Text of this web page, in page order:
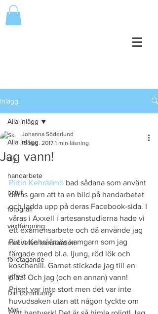
Inlägg
Alla inlägg
diy
handarbete
natur
fotografi
växtfärgning
medveten konsumtion
företagande
utflykt
Din community
Mat
Alla inlägg
Jag vann!
Johanna Söderlund
15 aug. 2017 1 min läsning
Pirtin Kehräämö bad sådana som använt
deras garn att ta en bild på handarbetet
och ladda upp på deras Facebook-sida. I
våras i Axxell i artesanstudierna hade vi
ett examensarbete och då använde jag
Pirtin Kehräämös kamgarn som jag
färgade med bl.a. ljung, röd lök och
koschenill. Garnet stickade jag till en
pläd. Och jag (och en annan) vann!
Priset var inte stort men det var inte
huvudsaken utan att någon tyckte om